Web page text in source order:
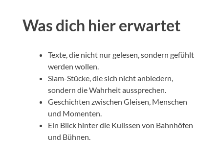
Was dich hier erwartet
Texte, die nicht nur gelesen, sondern gefühlt
werden wollen.
Slam-Stücke, die sich nicht anbiedern,
sondern die Wahrheit aussprechen.
Geschichten zwischen Gleisen, Menschen
und Momenten.
Ein Blick hinter die Kulissen von Bahnhöfen
und Bühnen.